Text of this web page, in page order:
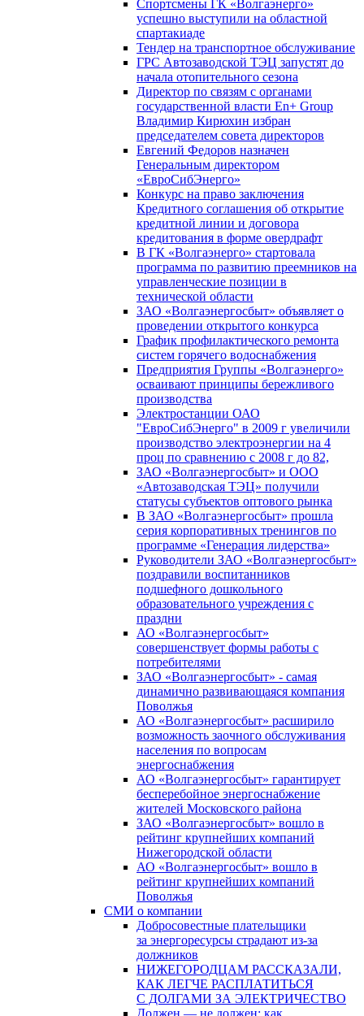
Спортсмены ГК «Волгаэнерго»
успешно выступили на областной
спартакиаде
Тендер на транспортное обслуживание
ГРС Автозаводской ТЭЦ запустят до
начала отопительного сезона
Директор по связям с органами
государственной власти En+ Group
Владимир Кирюхин избран
председателем совета директоров
Евгений Федоров назначен
Генеральным директором
«ЕвроСибЭнерго»
Конкурс на право заключения
Кредитного соглашения об открытие
кредитной линии и договора
кредитования в форме овердрафт
В ГК «Волгаэнерго» стартовала
программа по развитию преемников на
управленческие позиции в
технической области
ЗАО «Волгаэнергосбыт» объявляет о
проведении открытого конкурса
График профилактического ремонта
систем горячего водоснабжения
Предприятия Группы «Волгаэнерго»
осваивают принципы бережливого
производства
Электростанции ОАО
"ЕвроСибЭнерго" в 2009 г увеличили
производство электроэнергии на 4
проц по сравнению с 2008 г до 82,
ЗАО «Волгаэнергосбыт» и ООО
«Автозаводская ТЭЦ» получили
статусы субъектов оптового рынка
В ЗАО «Волгаэнергосбыт» прошла
серия корпоративных тренингов по
программе «Генерация лидерства»
Руководители ЗАО «Волгаэнергосбыт»
поздравили воспитанников
подшефного дошкольного
образовательного учреждения с
праздни
АО «Волгаэнергосбыт»
совершенствует формы работы с
потребителями
ЗАО «Волгаэнергосбыт» - самая
динамично развивающаяся компания
Поволжья
АО «Волгаэнергосбыт» расширило
возможность заочного обслуживания
населения по вопросам
энергоснабжения
АО «Волгаэнергосбыт» гарантирует
бесперебойное энергоснабжение
жителей Московского района
ЗАО «Волгаэнергосбыт» вошло в
рейтинг крупнейших компаний
Нижегородской области
АО «Волгаэнергосбыт» вошло в
рейтинг крупнейших компаний
Поволжья
СМИ о компании
Добросовестные плательщики
за энергоресурсы страдают из-за
должников
НИЖЕГОРОДЦАМ РАССКАЗАЛИ,
КАК ЛЕГЧЕ РАСПЛАТИТЬСЯ
С ДОЛГАМИ ЗА ЭЛЕКТРИЧЕСТВО